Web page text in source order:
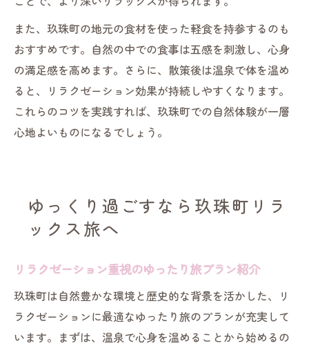
また、玖珠町の地元の食材を使った軽食を持参するのも
おすすめです。自然の中での食事は五感を刺激し、心身
の満足感を高めます。さらに、散策後は温泉で体を温め
ると、リラクゼーション効果が持続しやすくなります。
これらのコツを実践すれば、玖珠町での自然体験が一層
心地よいものになるでしょう。
ゆっくり過ごすなら玖珠町リラ
ックス旅へ
リラクゼーション重視のゆったり旅プラン紹介
玖珠町は自然豊かな環境と歴史的な背景を活かした、リ
ラクゼーションに最適なゆったり旅のプランが充実して
います。まずは、温泉で心身を温めることから始めるの